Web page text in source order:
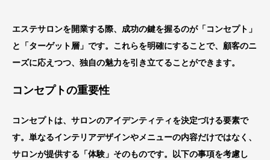
エステサロンを開業する際、成功の鍵を握るのが「コンセプト」
と「ターゲット層」です。これらを明確にすることで、顧客のニ
ーズに応えつつ、独自の魅力を引き立てることができます。
コンセプトの重要性
コンセプトは、サロンのアイデンティティを決定づける要素で
す。単なるインテリアデザインやメニューの内容だけではなく、
サロンが提供する「体験」そのものです。以下の事項を考慮し